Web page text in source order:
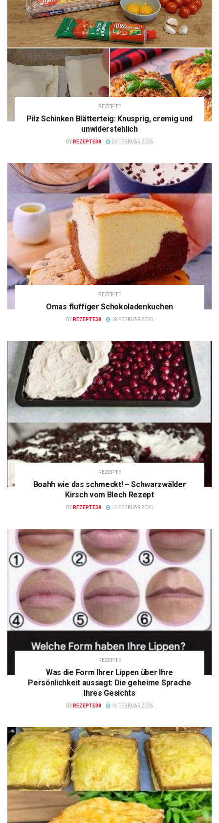
REZEPTE
Pilz Schinken Blätterteig: Knusprig, cremig und
unwiderstehlich
BY REZEPTE38 26 FEBRUAR 2026
REZEPTE
Omas fluffiger Schokoladenkuchen
BY REZEPTE38 18 FEBRUAR 2026
REZEPTE
Boahh wie das schmeckt! – Schwarzwälder
Kirsch vom Blech Rezept
BY REZEPTE38 14 FEBRUAR 2026
REZEPTE
Was die Form Ihrer Lippen über Ihre
Persönlichkeit aussagt: Die geheime Sprache
Ihres Gesichts
BY REZEPTE38 14 FEBRUAR 2026